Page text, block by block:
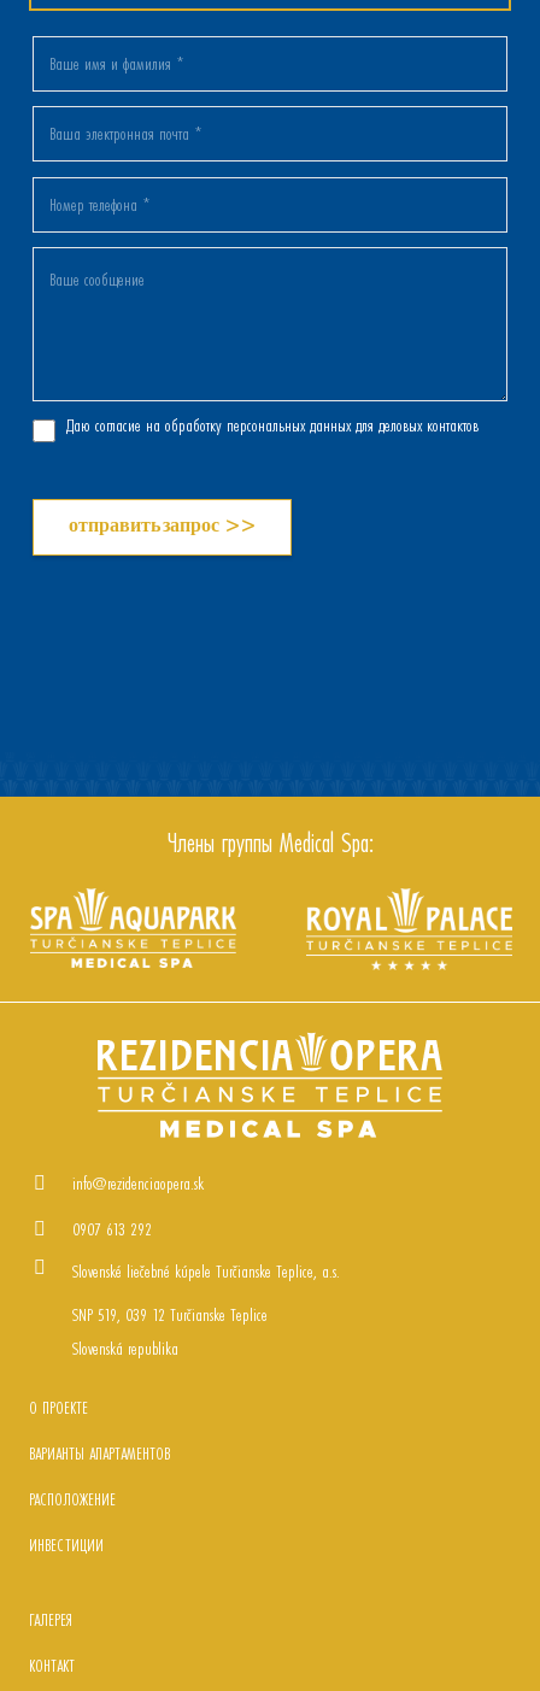
Даю согласие на обработку персональных данных для деловых контактов
Члены группы Medical Spa:
info@rezidenciaopera.sk
0907 613 292
Slovenské liečebné kúpele Turčianske Teplice, a.s.
SNP 519, 039 12 Turčianske Teplice
Slovenská republika
О ПРОЕКТЕ
ВАРИАНТЫ АПАРТАМЕНТОВ
РАСПОЛОЖЕНИЕ
ИНВЕСТИЦИИ
ГАЛЕРЕЯ
КОНТАКТ